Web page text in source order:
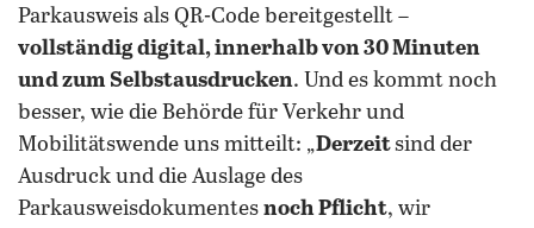
Parkausweis als QR-Code bereitgestellt –
vollständig digital, innerhalb von 30 Minuten
und zum Selbstausdrucken. Und es kommt noch
besser, wie die Behörde für Verkehr und
Mobilitätswende uns mitteilt: „Derzeitsind der
Ausdruck und die Auslage des
Parkausweisdokumentes noch Pflicht, wir